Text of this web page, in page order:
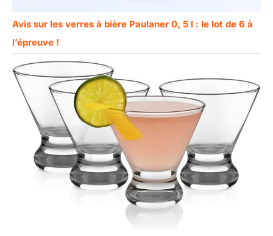
Avis sur les verres à bière Paulaner 0, 5 l : le lot de 6 à
l’épreuve !